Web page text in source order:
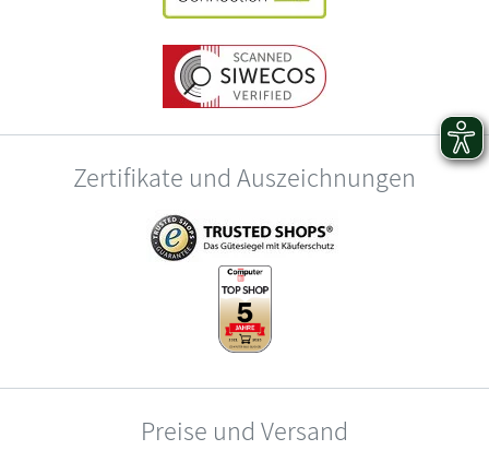
Zertifikate und Auszeichnungen
Preise und Versand